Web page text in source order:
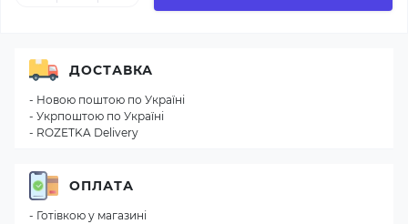
ДОСТАВКА
- Новою поштою по Україні
- Укрпоштою по Україні
- ROZETKA Delivery
ОПЛАТА
- Готівкою у магазині